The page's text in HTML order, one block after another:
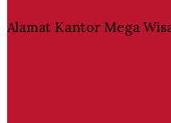
Alamat Kantor Mega